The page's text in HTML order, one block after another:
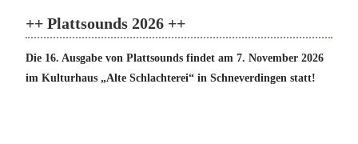
++ Plattsounds 2026 ++
Die 16. Ausgabe von Plattsounds findet am 7. November 2026
im Kulturhaus „Alte Schlachterei“ in Schneverdingen statt!